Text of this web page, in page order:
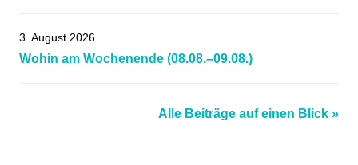
3. August 2026
Wohin am Wochenende (08.08.–09.08.)
Alle Beiträge auf einen Blick »